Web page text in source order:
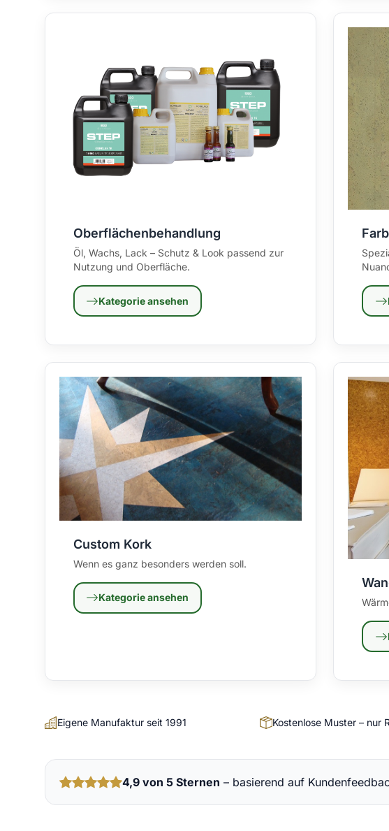
Oberflächenbehandlung
Öl, Wachs, Lack – Schutz & Look passend zur
Nutzung und Oberfläche.
Kategorie ansehen
Custom Kork
Wenn es ganz besonders werden soll.
Kategorie ansehen
Eigene Manufaktur seit 1991 Kostenlose Muster – nur
4,9 von 5 Sternen – basierend auf